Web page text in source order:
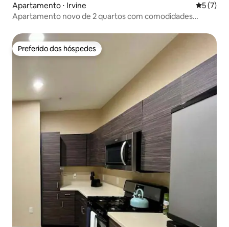
Apartamento ⋅ Irvine 5 de
5 (7)
Apartamento novo de 2 quartos com comodidades
Preferido dos hóspedes
Preferido dos hóspedes